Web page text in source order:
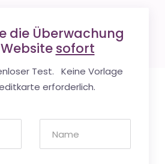
die Überwachung
sofort
Test. Keine Vorlage
erforderlich.